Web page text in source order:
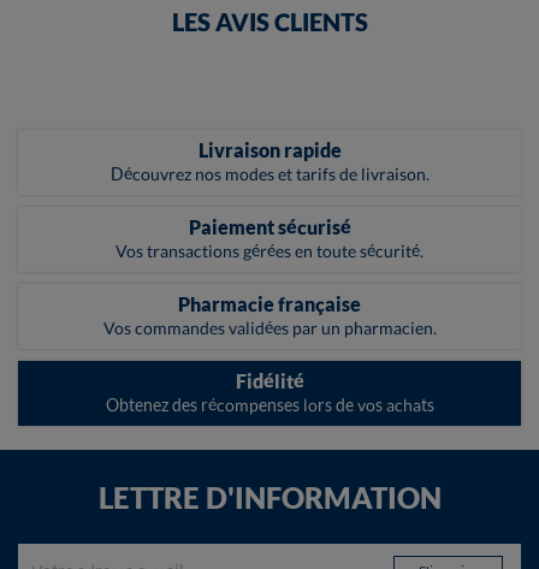
LES AVIS CLIENTS
Livraison rapide
Découvrez nos modes et tarifs de livraison.
Paiement sécurisé
Vos transactions gérées en toute sécurité.
Pharmacie française
Vos commandes validées par un pharmacien.
Fidélité
Obtenez des récompenses lors de vos achats
LETTRE D'INFORMATION